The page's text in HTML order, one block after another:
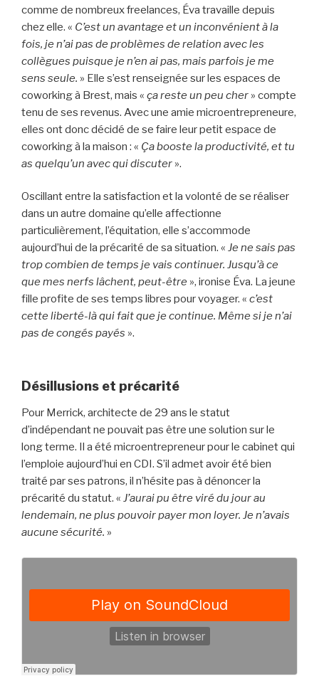
comme de nombreux freelances, Éva travaille depuis
chez elle. « C’est un avantage et un inconvénient à la
fois, je n’ai pas de problèmes de relation avec les
collègues puisque je n’en ai pas, mais parfois je me
sens seule. » Elle s’est renseignée sur les espaces de
coworking à Brest, mais « ça reste un peu cher » compte
tenu de ses revenus. Avec une amie microentrepreneure,
elles ont donc décidé de se faire leur petit espace de
coworking à la maison : « Ça booste la productivité, et tu
as quelqu’un avec qui discuter ».
Oscillant entre la satisfaction et la volonté de se réaliser
dans un autre domaine qu’elle affectionne
particulièrement, l’équitation, elle s’accommode
aujourd’hui de la précarité de sa situation. « Je ne sais pas
trop combien de temps je vais continuer. Jusqu’à ce
que mes nerfs lâchent, peut-être », ironise Éva. La jeune
fille profite de ses temps libres pour voyager. « c’est
cette liberté-là qui fait que je continue. Même si je n’ai
pas de congés payés ».
Désillusions et précarité
Pour Merrick, architecte de 29 ans le statut
d’indépendant ne pouvait pas être une solution sur le
long terme. Il a été microentrepreneur pour le cabinet qui
l’emploie aujourd’hui en CDI. S’il admet avoir été bien
traité par ses patrons, il n’hésite pas à dénoncer la
précarité du statut. « J’aurai pu être viré du jour au
lendemain, ne plus pouvoir payer mon loyer. Je n’avais
aucune sécurité. »